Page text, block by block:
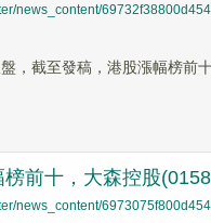
news_content/
盤，截至發稿，港股漲幅榜
榜前十，大森控股
news_content/